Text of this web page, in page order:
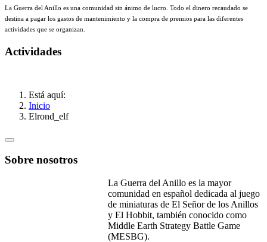
La Guerra del Anillo es una comunidad sin ánimo de lucro. Todo el dinero recaudado se
destina a pagar los gastos de mantenimiento y la compra de premios para las diferentes
actividades que se organizan.
Actividades
Está aquí:
Inicio
Elrond_elf
Sobre nosotros
La Guerra del Anillo es la mayor
comunidad en español dedicada al juego
de miniaturas de El Señor de los Anillos
y El Hobbit, también conocido como
Middle Earth Strategy Battle Game
(MESBG).